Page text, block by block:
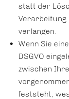
statt der
Verarbeitung
verlangen.
Wenn Sie
DSGVO
zwischen
feststeht,